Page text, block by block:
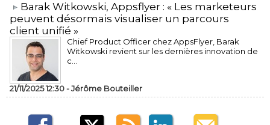
​Barak Witkowski, Appsflyer : « Les marketeurs
peuvent désormais visualiser un parcours
client unifié »
Chief Product Officer chez AppsFlyer, ​Barak
Witkowski revient sur les dernières innovation de
c...
21/11/2025 12:30 -Jérôme Bouteiller